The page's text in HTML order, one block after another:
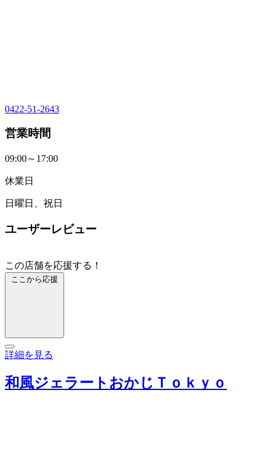
0422-51-2643
営業時間
09:00～17:00
休業日
日曜日、祝日
ユーザーレビュー
この店舗を応援する！
ここから応援
詳細を見る
和風ジェラートおかじＴｏｋｙｏ